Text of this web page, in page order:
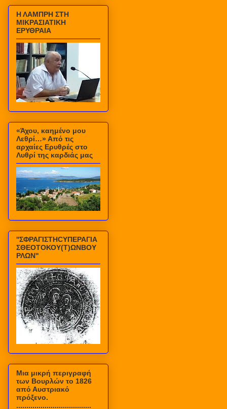
Η ΛΑΜΠΡΗ ΣΤΗ
ΜΙΚΡΑΣΙΑΤΙΚΗ
ΕΡΥΘΡΑΙΑ
«Άχου, καημένο μου
Λεθρί…» Από τις
αρχαίες Ερυθρές στο
Λυθρί της καρδιάς μας
''ΣΦΡΑΓΙΣΤΗCΥΠΕΡΑΓΙΑ
ΣΘΕΟΤΟΚΟΥ(Τ)ΩΝΒΟΥ
ΡΛΩΝ''
Mια μικρή περιγραφή
των Βουρλών το 1826
από Αυστριακό
πρόξενο.
.....................................